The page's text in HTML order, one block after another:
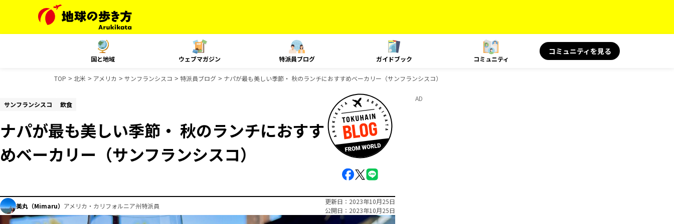
国と地域 ウェブマガジン 特派員ブログ ガイドブック コミュニティ
コミュニティを見る
TOP 北米 アメリカ サンフランシスコ 特派員ブログ ナパが最も美しい季節・ 秋のランチにおすすめベーカリー（サンフランシスコ）
サンフランシスコ 飲食
ナパが最も美しい季節・ 秋のランチにおすす
めベーカリー（サンフランシスコ）
美丸（Mimaru） アメリカ・カリフォルニア州特派員
更新日
2023年10月25日
公開日
2023年10月25日
AD